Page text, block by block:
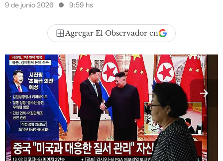
9 de junio 2026 9:59 hs
Agregar El Observador en